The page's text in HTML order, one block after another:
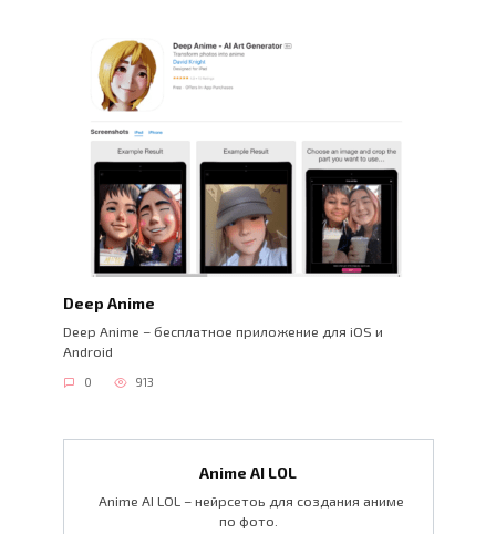
Deep Anime
Deep Anime – бесплатное приложение для iOS и
Android
0 913
Anime AI LOL
Anime AI LOL – нейрсетоь для создания аниме
по фото.